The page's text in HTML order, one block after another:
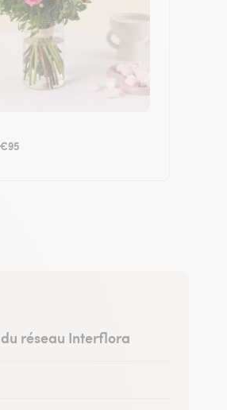
du réseau Interflora